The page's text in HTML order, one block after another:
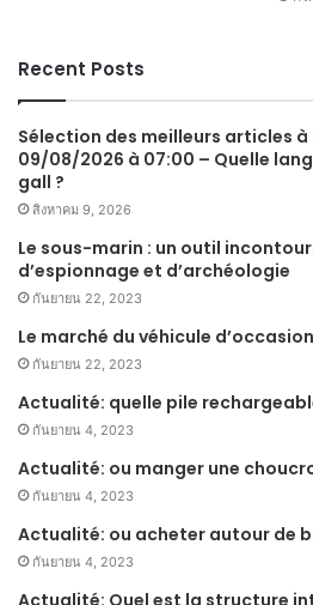
Recent Posts
Sélection des meilleurs articles à
09/08/2026 à 07:00 – Quelle
gall ?
สิงหาคม 9, 2026
Le sous-marin : un outil
d’espionnage et d’archéologie
กันยายน 22, 2023
Le marché du véhicule
กันยายน 22, 2023
Actualité: quelle pile
กันยายน 4, 2023
Actualité: ou manger une
กันยายน 4, 2023
Actualité: ou acheter autour de
กันยายน 4, 2023
Actualité: Quel est la structure